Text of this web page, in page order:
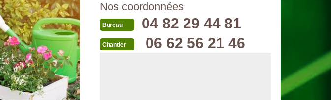
Nos coordonnées
Bureau 04 82 29 44 81
Chantier 06 62 56 21 46